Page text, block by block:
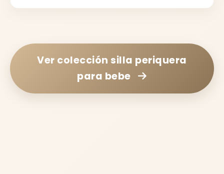
Ver colecciónsilla periquera
para bebe